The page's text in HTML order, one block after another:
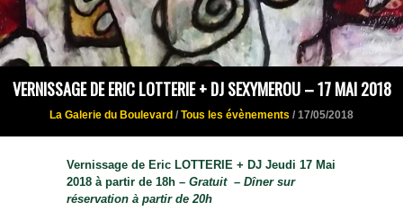
VERNISSAGE DE ERIC LOTTERIE + DJ SEXYMEROU – 17 MAI 2018
La Galerie du Boulevard / Tous les évènements / 17/05/2018
Vernissage de Eric LOTTERIE + DJ Jeudi 17 Mai
2018 à partir de 18h – Gratuit – Dîner sur
réservation à partir de 20h